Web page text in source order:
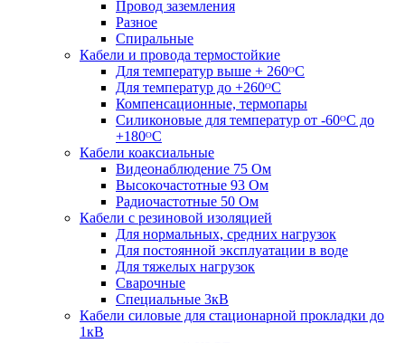
Провод заземления
Разное
Спиральные
Кабели и провода термостойкие
Для температур выше + 260ᴼС
Для температур до +260ᴼС
Компенсационные, термопары
Силиконовые для температур от -60ᴼC до
+180ᴼС
Кабели коаксиальные
Видеонаблюдение 75 Ом
Высокочастотные 93 Ом
Радиочастотные 50 Ом
Кабели с резиновой изоляцией
Для нормальных, средних нагрузок
Для постоянной эксплуатации в воде
Для тяжелых нагрузок
Сварочные
Специальные 3кВ
Кабели силовые для стационарной прокладки до
1кВ